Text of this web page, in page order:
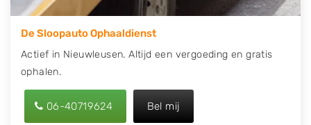
De Sloopauto Ophaaldienst
Actief in Nieuwleusen. Altijd een vergoeding en gratis
ophalen.
06-40719624 Bel mij